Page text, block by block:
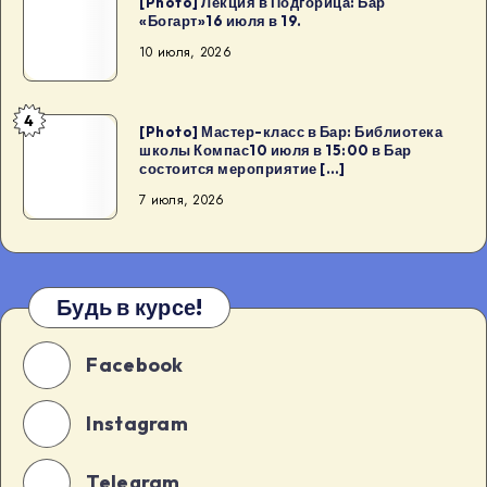
июля
в
мероприятие
[…]
Подгорица:
«Богарт»16
19.
«Богарт»16 июля в 19.
10 июля, 2026
[Photo]
в
школы
Компас10
июля
в
15:00
в
Бар
состоится
4
[Photo] Мастер-класс в Бар: Библиотека
школы Компас10 июля в 15:00 в Бар
состоится мероприятие […]
7 июля, 2026
Будь в курсе!
Facebook
Instagram